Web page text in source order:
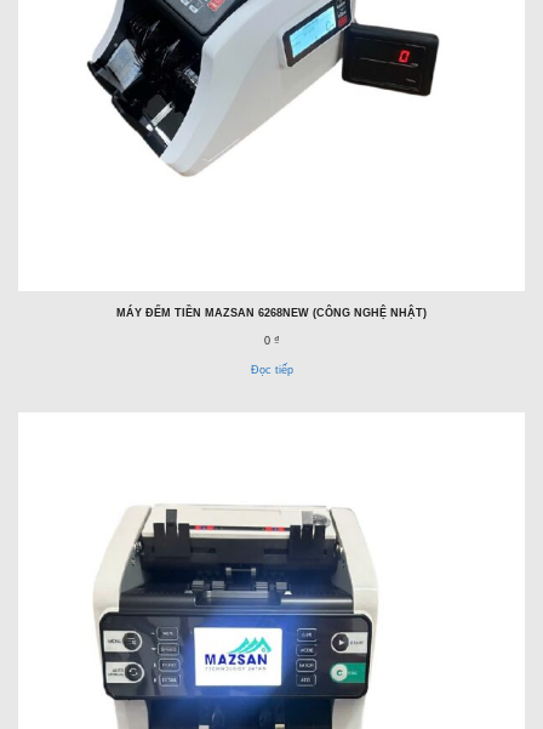
MÁY ĐẾM TIỀN MAZSAN 6268NEW (CÔNG NGHỆ NHẬT)
0 ₫
Đọc tiếp